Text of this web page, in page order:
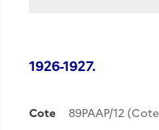
1926-1927.
Cote 89PAAP/12